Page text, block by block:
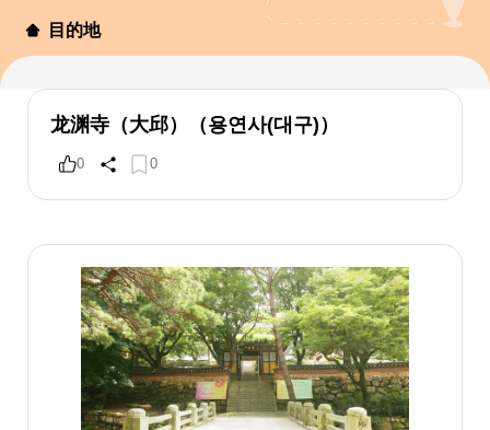
目的地
龙渊寺（大邱）（용연사(대구)）
0 0